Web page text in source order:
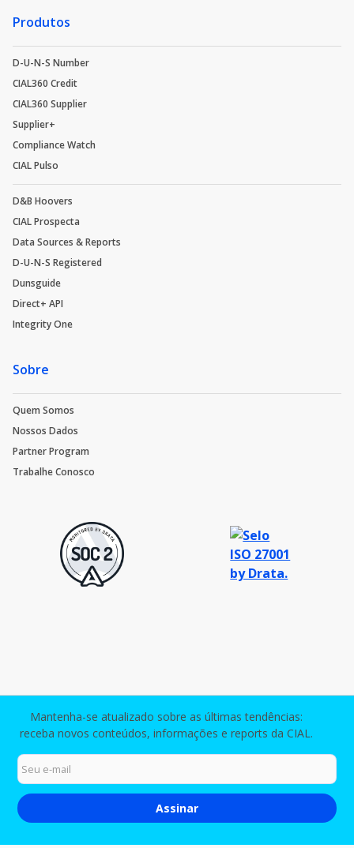
Produtos
D-U-N-S Number
CIAL360 Credit
CIAL360 Supplier
Supplier+
Compliance Watch
CIAL Pulso
D&B Hoovers
CIAL Prospecta
Data Sources & Reports
D-U-N-S Registered
Dunsguide
Direct+ API
Integrity One
Sobre
Quem Somos
Nossos Dados
Partner Program
Trabalhe Conosco
Mantenha-se atualizado sobre as últimas tendências:
receba novos conteúdos, informações e reports da CIAL.